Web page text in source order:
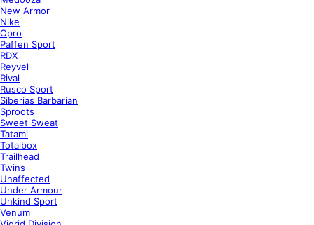
New Armor
Nike
Opro
Paffen Sport
RDX
Reyvel
Rival
Rusco Sport
Siberias Barbarian
Sproots
Sweet Sweat
Tatami
Totalbox
Trailhead
Twins
Unaffected
Under Armour
Unkind Sport
Venum